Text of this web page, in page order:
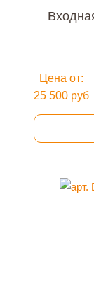
Цена от:
25 500 руб